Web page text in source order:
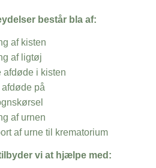
består bla af:
af kisten
af ligtøj
afdøde i kisten
på
af urnen
af urne til krematorium
vi at hjælpe med: